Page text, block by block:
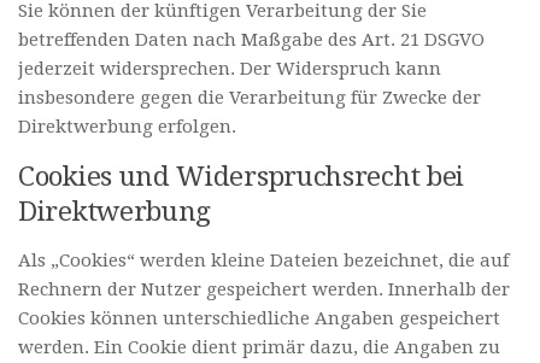
Sie können der künftigen Verarbeitung der Sie
betreffenden Daten nach Maßgabe des Art. 21 DSGVO
jederzeit widersprechen. Der Widerspruch kann
insbesondere gegen die Verarbeitung für Zwecke der
Direktwerbung erfolgen.
Cookies und Widerspruchsrecht bei
Direktwerbung
Als „Cookies“ werden kleine Dateien bezeichnet, die auf
Rechnern der Nutzer gespeichert werden. Innerhalb der
Cookies können unterschiedliche Angaben gespeichert
werden. Ein Cookie dient primär dazu, die Angaben zu